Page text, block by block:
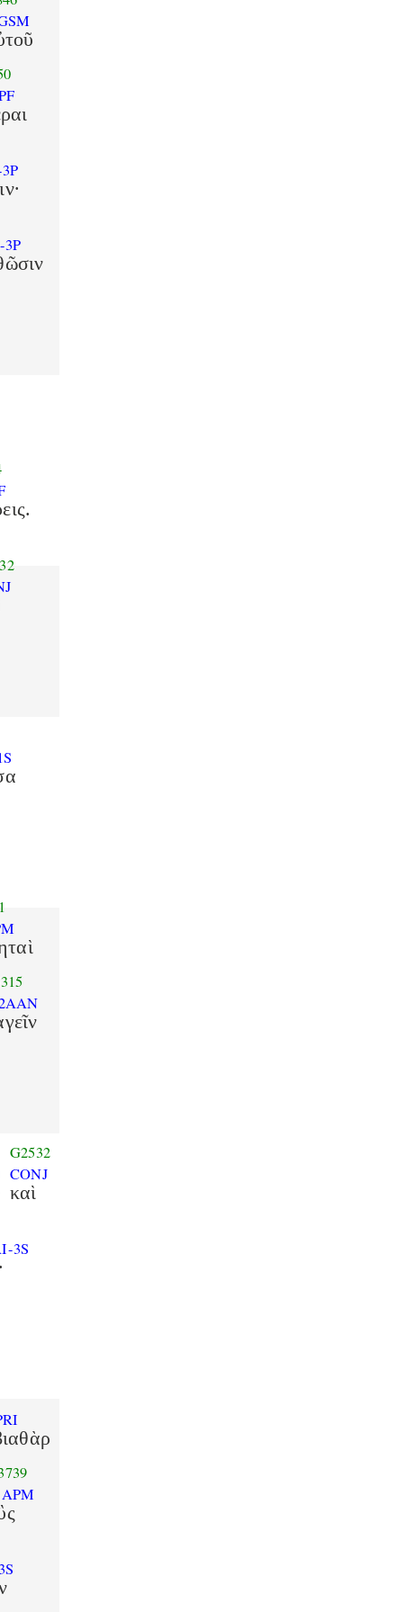
3P
G2532
CONJ
καὶ
3S